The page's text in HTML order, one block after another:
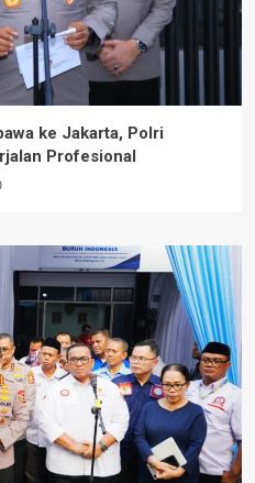
ke Jakarta, Polri
Profesional